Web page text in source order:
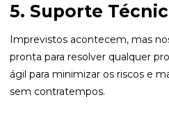
5. Suporte
Imprevistos acontecem, mas
pronta para resolver qualquer
ágil para minimizar os riscos e
sem contratempos.